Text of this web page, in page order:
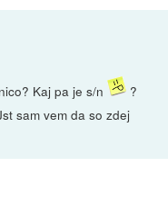
Kaj pa je s/n
?
sam vem da so zdej